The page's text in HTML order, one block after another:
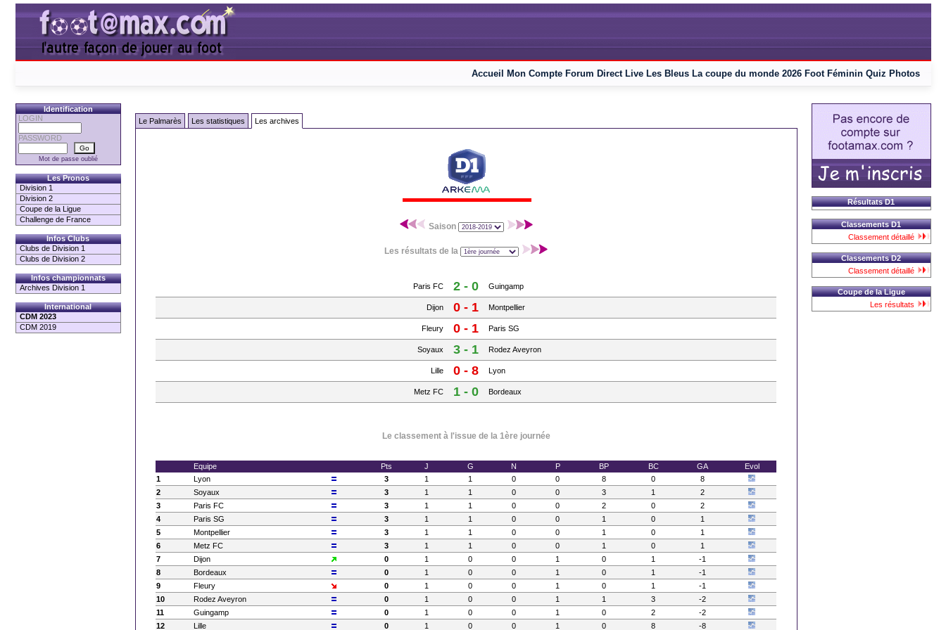
Accueil Mon Compte Forum Direct Live Les Bleus La coupe du monde 2026 Foot Féminin Quiz Photos
Identification
LOGIN
PASSWORD
Mot de passe oublié
Les Pronos
Division 1
Division 2
Coupe de la Ligue
Challenge de France
Infos Clubs
Clubs de Division 1
Clubs de Division 2
Infos championnats
Archives Division 1
International
CDM 2023
CDM 2019
Le Palmarès Les statistiques Les archives
Saison
Les résultats de la
Paris FC 2 - 0 Guingamp
Dijon 0 - 1 Montpellier
Fleury 0 - 1 Paris SG
Soyaux 3 - 1 Rodez Aveyron
Lille 0 - 8 Lyon
Metz FC 1 - 0 Bordeaux
Le classement à l'issue de la 1ère journée
Equipe Pts J G N P BP BC GA
Evol
1
Lyon 3 1 1 0 0 8 0
8
2
Soyaux 3 1 1 0 0 3 1
2
3
Paris FC 3 1 1 0 0 2 0
2
4
Paris SG 3 1 1 0 0 1 0
1
5
Montpellier 3 1 1 0 0 1 0
1
6
Metz FC 3 1 1 0 0 1 0
1
7
Dijon 0 1 0 0 1 0 1
-1
8
Bordeaux 0 1 0 0 1 0 1
-1
9
Fleury 0 1 0 0 1 0 1
-1
10
Rodez Aveyron 0 1 0 0 1 1 3
-2
11
Guingamp 0 1 0 0 1 0 2
-2
12
Lille 0 1 0 0 1 0 8 -8
Résultats D1
Classements D1
Classement détaillé
Classements D2
Classement détaillé
Coupe de la Ligue
Les résultats